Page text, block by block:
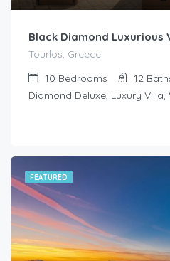
Black Diamond Luxurious
Tourlos, Greece
10 Bedrooms 12
Diamond Deluxe, Luxury Villa,
FEATURED